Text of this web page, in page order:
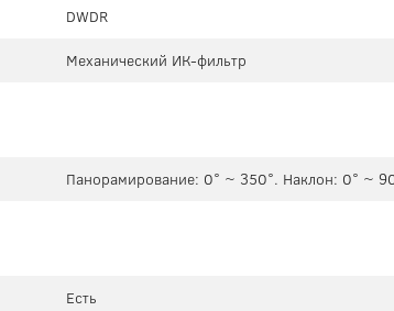
DWDR
Механический ИК-фильтр
Панорамирование: 0° ~ 350°. Наклон: 0° ~
Есть